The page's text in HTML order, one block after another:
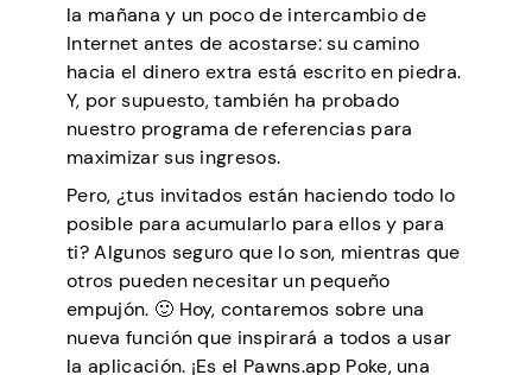
la mañana y un poco de intercambio de
Internet antes de acostarse: su camino
hacia el dinero extra está escrito en piedra.
Y, por supuesto, también ha probado
nuestro programa de referencias para
maximizar sus ingresos.
Pero, ¿tus invitados están haciendo todo lo
posible para acumularlo para ellos y para
ti? Algunos seguro que lo son, mientras que
otros pueden necesitar un pequeño
empujón. 🙂 Hoy, contaremos sobre una
nueva función que inspirará a todos a usar
la aplicación. ¡Es el Pawns.app Poke, una